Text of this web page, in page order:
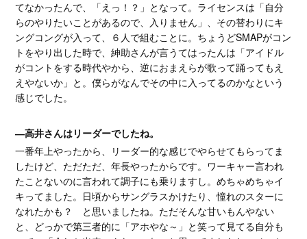
てなかったんで、「えっ！？」となって。ライセンスは「自分
らのやりたいことがあるので、入りません」、その替わりにキ
ングコングが入って、６人で組むことに。ちょうどSMAPがコン
トをやり出した時で、紳助さんが言うてはったんは「アイドル
がコントをする時代やから、逆におまえらが歌って踊ってもえ
えやないか」と。僕らがなんでその中に入ってるのかなという
感じでした。
―高井さんはリーダーでしたね。
一番年上やったから、リーダー的な感じでやらせてもらってま
したけど、ただただ、年長やったからです。ワーキャー言われ
たことないのに言われて調子にも乗りますし。めちゃめちゃイ
キってました。日頃からサングラスかけたり、憧れのスターに
なれたかも？ と思いましたね。ただそんな甘いもんやない
と、どっかで第三者的に「アホやな～」と笑って見てる自分も